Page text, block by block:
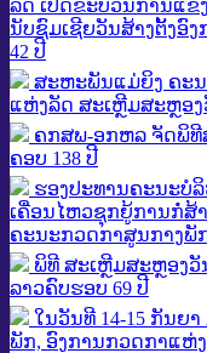
ລັດ ເປີດຂະບວນການແຂ່
ນັບຊົມເຊີຍວັນສ້າງຕັ້ງອົ
42 ປີ
ສະຫະພັນແມ່ຍິງ ຄະ
ແຫ່ງລັດ ສະເຫຼີມສະຫຼອງ
ຄກສພ-ອກຫລ ຈັດພິ
ຄອບ 138 ປີ
ຮອງ​ປະ​ທານ​ຄະ​ນະ​ບໍ​
ເຄື່ອນໄຫວຊຸກຍູ້ການກໍ່​ສ້
ຄະນະກວດກາສູນກາງພັ
ພິທີ ສະເຫຼີມສະຫຼອງວັ
ລາວຄົບຮອບ 69 ປີ
ໃນວັນທີ 14-15 ກັນຍ
ພັກ, ອົງການກວດກາແຫ່